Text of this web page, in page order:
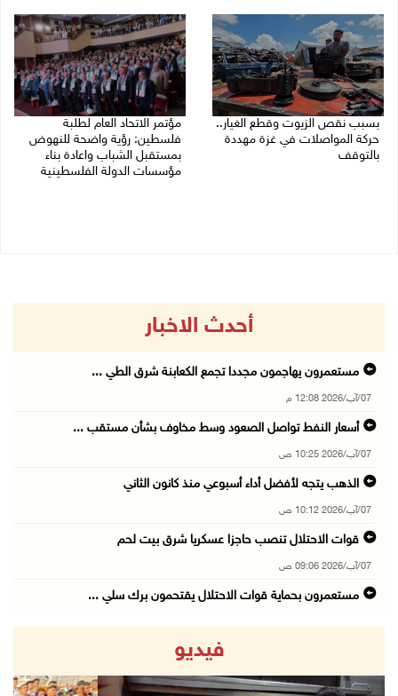
بسبب نقص الزيوت وقطع الغيار..
حركة المواصلات في غزة مهددة
بالتوقف
مؤتمر الاتحاد العام لطلبة
فلسطين: رؤية واضحة للنهوض
بمستقبل الشباب واعادة بناء
مؤسسات الدولة الفلسطينية
أحدث الاخبار
مستعمرون يهاجمون مجددا تجمع الكعابنة شرق الطي ...
07/آب/2026 12:08 م
أسعار النفط تواصل الصعود وسط مخاوف بشأن مستقب ...
07/آب/2026 10:25 ص
الذهب يتجه لأفضل أداء أسبوعي منذ كانون الثاني
07/آب/2026 10:12 ص
قوات الاحتلال تنصب حاجزا عسكريا شرق بيت لحم
07/آب/2026 09:06 ص
مستعمرون بحماية قوات الاحتلال يقتحمون برك سلي ...
الاحتلال يقتحم بلدة طمون جنوب طوباس
07/آب/2026 08:24 ص
فيديو